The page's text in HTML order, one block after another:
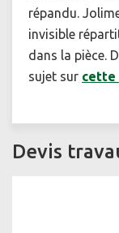
répandu.
invisible
dans la pièce.
sujet sur cette
Devis